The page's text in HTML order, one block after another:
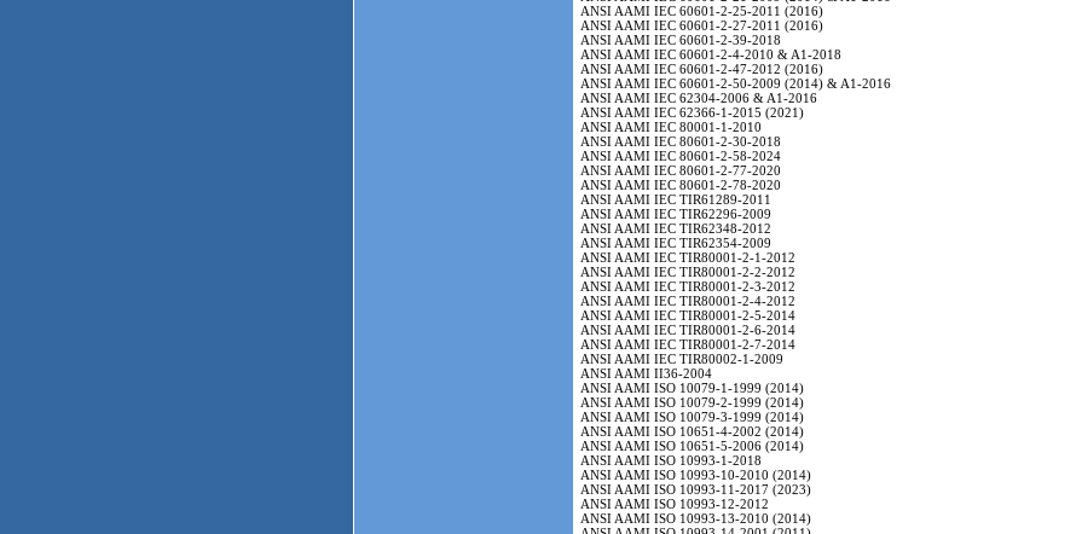
ANSI AAMI IEC 60601-2-25-2011 (2016)
ANSI AAMI IEC 60601-2-27-2011 (2016)
ANSI AAMI IEC 60601-2-39-2018
ANSI AAMI IEC 60601-2-4-2010 & A1-2018
ANSI AAMI IEC 60601-2-47-2012 (2016)
ANSI AAMI IEC 60601-2-50-2009 (2014) & A1-2016
ANSI AAMI IEC 62304-2006 & A1-2016
ANSI AAMI IEC 62366-1-2015 (2021)
ANSI AAMI IEC 80001-1-2010
ANSI AAMI IEC 80601-2-30-2018
ANSI AAMI IEC 80601-2-58-2024
ANSI AAMI IEC 80601-2-77-2020
ANSI AAMI IEC 80601-2-78-2020
ANSI AAMI IEC TIR61289-2011
ANSI AAMI IEC TIR62296-2009
ANSI AAMI IEC TIR62348-2012
ANSI AAMI IEC TIR62354-2009
ANSI AAMI IEC TIR80001-2-1-2012
ANSI AAMI IEC TIR80001-2-2-2012
ANSI AAMI IEC TIR80001-2-3-2012
ANSI AAMI IEC TIR80001-2-4-2012
ANSI AAMI IEC TIR80001-2-5-2014
ANSI AAMI IEC TIR80001-2-6-2014
ANSI AAMI IEC TIR80001-2-7-2014
ANSI AAMI IEC TIR80002-1-2009
ANSI AAMI II36-2004
ANSI AAMI ISO 10079-1-1999 (2014)
ANSI AAMI ISO 10079-2-1999 (2014)
ANSI AAMI ISO 10079-3-1999 (2014)
ANSI AAMI ISO 10651-4-2002 (2014)
ANSI AAMI ISO 10651-5-2006 (2014)
ANSI AAMI ISO 10993-1-2018
ANSI AAMI ISO 10993-10-2010 (2014)
ANSI AAMI ISO 10993-11-2017 (2023)
ANSI AAMI ISO 10993-12-2012
ANSI AAMI ISO 10993-13-2010 (2014)